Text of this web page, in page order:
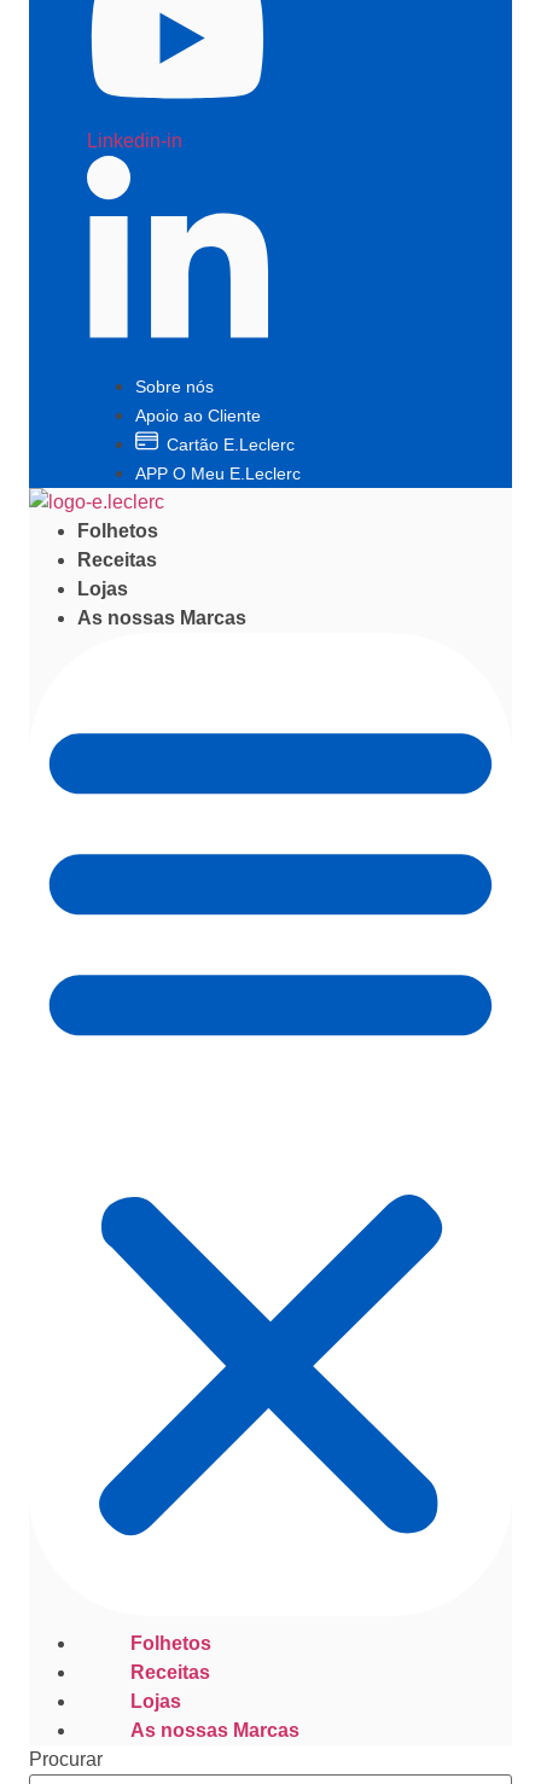
Linkedin-in
Sobre nós
Apoio ao Cliente
Cartão E.Leclerc
APP O Meu E.Leclerc
Folhetos
Receitas
Lojas
As nossas Marcas
Folhetos
Receitas
Lojas
As nossas Marcas
Procurar